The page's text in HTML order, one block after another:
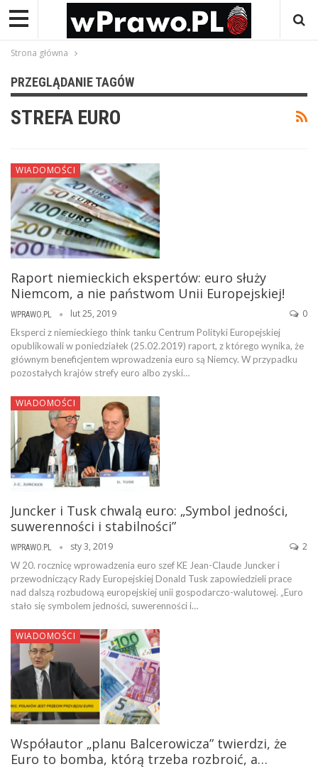
Strona główna
PRZEGLĄDANIE TAGÓW
STREFA EURO
WIADOMOŚCI
Raport niemieckich ekspertów: euro służy
Niemcom, a nie państwom Unii Europejskiej!
WPRAWO.PL lut 25, 2019 0
Eksperci z niemieckiego think tanku Centrum Polityki Europejskiej
opublikowali w poniedziałek (25.02.2019) raport, z którego wynika, że
głównym beneficjentem wprowadzenia euro są Niemcy. W przypadku
pozostałych krajów strefy euro albo zyski…
WIADOMOŚCI
Juncker i Tusk chwalą euro: „Symbol jedności,
suwerenności i stabilności”
WPRAWO.PL sty 3, 2019 2
W 20. rocznicę wprowadzenia euro szef KE Jean-Claude Juncker i
przewodniczący Rady Europejskiej Donald Tusk zapowiedzieli prace
nad dalszą rozbudową europejskiej unii gospodarczo-walutowej. „Euro
stało się symbolem jedności, suwerenności i…
WIADOMOŚCI
Współautor „planu Balcerowicza” twierdzi, że
Euro to bomba, którą trzeba rozbroić, a…